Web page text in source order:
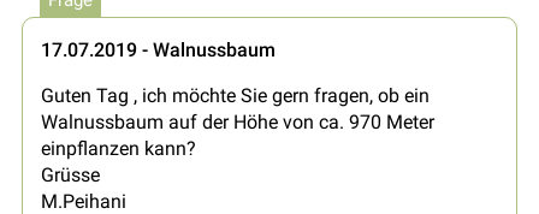
17.07.2019 - Walnussbaum
Guten Tag , ich möchte Sie gern fragen, ob ein
Walnussbaum auf der Höhe von ca. 970 Meter
einpflanzen kann?
Grüsse
M.Peihani